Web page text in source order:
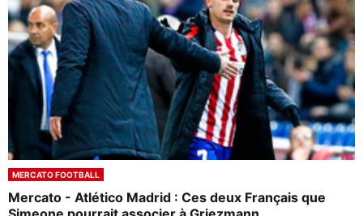
MERCATO FOOTBALL
Mercato - Atlético Madrid : Ces deux Français que